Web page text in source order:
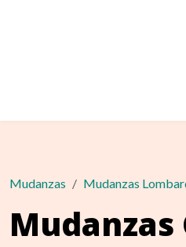
Mudanzas Mudanzas
Mudanzas